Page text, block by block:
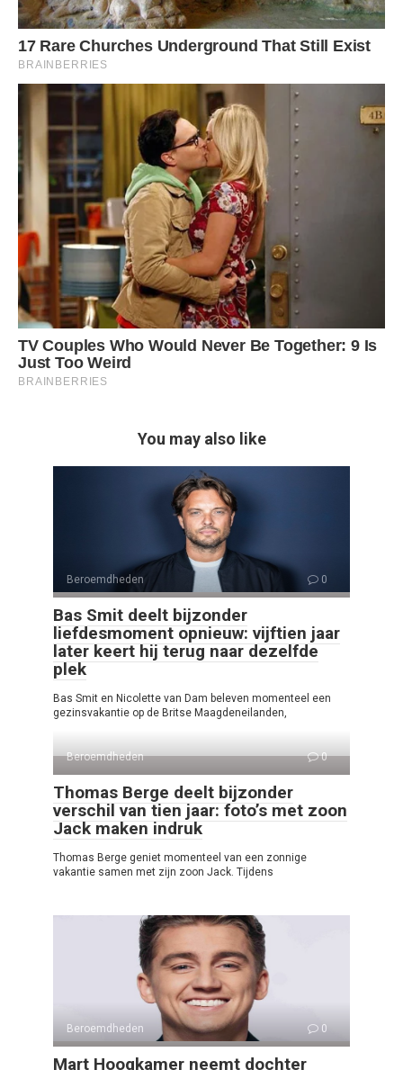
You may also like
Beroemdheden 0
Bas Smit deelt bijzonder
liefdesmoment opnieuw: vijftien jaar
later keert hij terug naar dezelfde
plek
Bas Smit en Nicolette van Dam beleven momenteel een
gezinsvakantie op de Britse Maagdeneilanden,
Beroemdheden 0
Thomas Berge deelt bijzonder
verschil van tien jaar: foto’s met zoon
Jack maken indruk
Thomas Berge geniet momenteel van een zonnige
vakantie samen met zijn zoon Jack. Tijdens
Beroemdheden 0
Mart Hoogkamer neemt dochter